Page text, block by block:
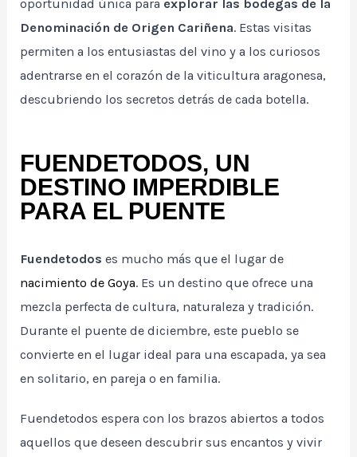
oportunidad única para explorar las bodegas de la
Denominación de Origen Cariñena. Estas visitas
permiten a los entusiastas del vino y a los curiosos
adentrarse en el corazón de la viticultura aragonesa,
descubriendo los secretos detrás de cada botella.
FUENDETODOS, UN
DESTINO IMPERDIBLE
PARA EL PUENTE
Fuendetodoses mucho más que el lugar de
nacimiento de Goya. Es un destino que ofrece una
mezcla perfecta de cultura, naturaleza y tradición.
Durante el puente de diciembre, este pueblo se
convierte en el lugar ideal para una escapada, ya sea
en solitario, en pareja o en familia.
Fuendetodos espera con los brazos abiertos a todos
aquellos que deseen descubrir sus encantos y vivir